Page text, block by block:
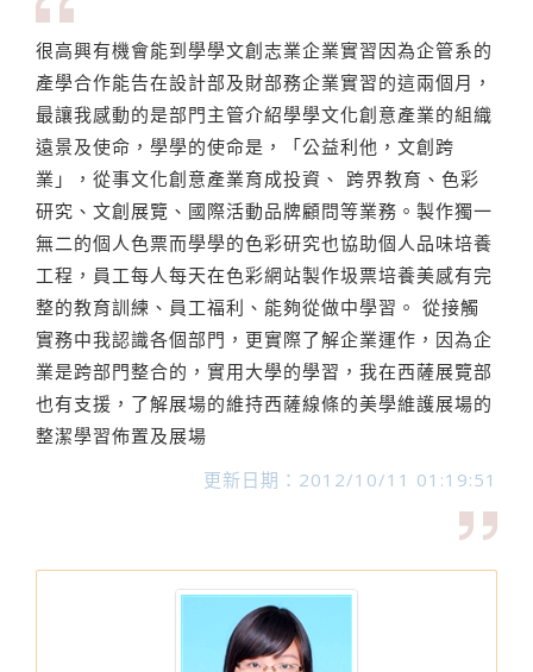
很高興有機會能到學學文創志業企業實習因為企管系的
產學合作能告在設計部及財部務企業實習的這兩個月，
最讓我感動的是部門主管介紹學學文化創意產業的組織
遠景及使命，學學的使命是，「公益利他，文創跨
業」，從事文化創意產業育成投資、 跨界教育、色彩
研究、文創展覽、國際活動品牌顧問等業務。製作獨一
無二的個人色票而學學的色彩研究也協助個人品味培養
工程，員工每人每天在色彩網站製作圾票培養美感有完
整的教育訓練、員工福利、能夠從做中學習。 從接觸
實務中我認識各個部門，更實際了解企業運作，因為企
業是跨部門整合的，實用大學的學習，我在西薩展覽部
也有支援，了解展場的維持西薩線條的美學維護展場的
整潔學習佈置及展場
更新日期：2012/10/11 01:19:51